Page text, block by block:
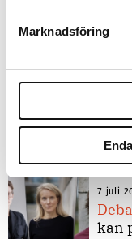
Marknadsföring
8 juli
7 juli
kan